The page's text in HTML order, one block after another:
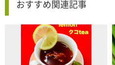
おすすめ関連記事